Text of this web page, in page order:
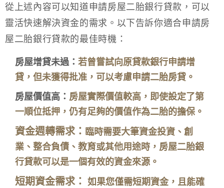
從上述內容可以知道申請房屋二胎銀行貸款，可以
靈活快速解決資金的需求。以下告訴你適合申請房
屋二胎銀行貸款的最佳時機：
房屋增貸未過： 若曾嘗試向原貸款銀行申請增
貸，但未獲得批准，可以考慮申請二胎房貸。
房屋價值高： 房屋實際價值較高，即使設定了第
一順位抵押，仍有足夠的價值作為二胎的擔保。
資金週轉需求： 臨時需要大筆資金投資、創
業、整合負債、教育或其他用途時，房屋二胎銀
行貸款可以是一個有效的資金來源。
短期資金需求： 如果您僅需短期資金，且能確